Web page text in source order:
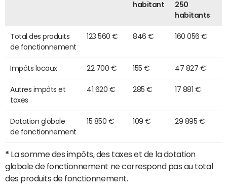
habitant
250
habitants
Total des produits
de fonctionnement
123 560 € 846 € 160 056 €
Impôts locaux 22 700 € 155 € 47 827 €
Autres impôts et
taxes
41 620 € 285 € 17 881 €
Dotation globale
de fonctionnement
15 850 € 109 € 29 895 €
* La somme des impôts, des taxes et de la dotation
globale de fonctionnement ne correspond pas au total
des produits de fonctionnement.